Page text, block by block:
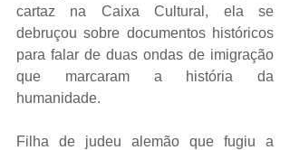
cartaz na Caixa Cultural, ela se
debruçou sobre documentos históricos
para falar de duas ondas de imigração
que marcaram a história da
humanidade.
Filha de judeu alemão que fugiu a